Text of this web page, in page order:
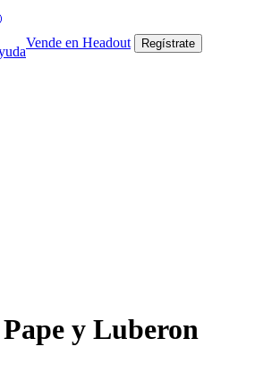
Vende en Headout Regístrate
y Luberon